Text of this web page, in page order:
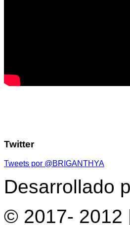
Twitter
Tweets por @BRIGANTHYA
Desarrollado
© 2017- 2012